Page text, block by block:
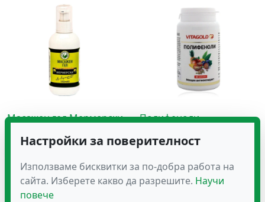
Масажен гел Мермерски
€
Полифеноли –
полифеноли и витамин
22.34 (43.69 лв.)
Настройки за поверителност
Използваме бисквитки за по-добра работа на
сайта. Изберете какво да разрешите. Научи
повече